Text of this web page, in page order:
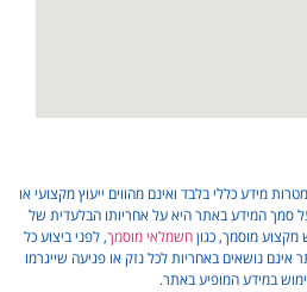
מידע כללי בלבד ואינם מהווים ייעוץ מקצועי או
סמך המידע באתר היא על אחריותו הבלעדית של
מוסמך, כגוןחשמלאי מוסמך, לפני ביצוע כל
נושאים באחריות לכל נזק או פגיעה שייגרמו
במידע המופיע באתר.